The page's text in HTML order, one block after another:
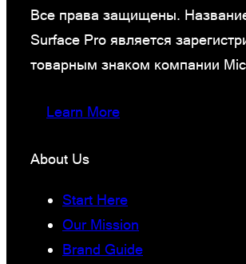
Все права защищены.
Surface Pro является
товарным знаком компании
Learn More
About Us
Start Here
Our Mission
Brand Guide